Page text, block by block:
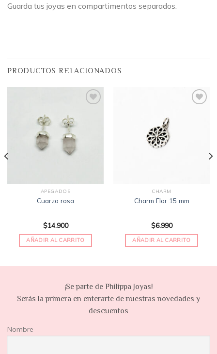
Guarda tus joyas en compartimentos separados.
PRODUCTOS RELACIONADOS
APEGADOS
Cuarzo rosa
$14.900
AÑADIR AL CARRITO
CHARM
Charm Flor 15 mm
$6.990
AÑADIR AL CARRITO
¡Se parte de Philippa Joyas!
Serás la primera en enterarte de nuestras novedades y
descuentos
Nombre